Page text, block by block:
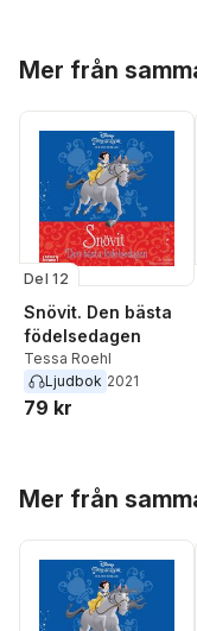
Mer från
Del 12
Snövit. Den bästa
födelsedagen
Tessa Roehl
Ljudbok 2021
79 kr
Mer från